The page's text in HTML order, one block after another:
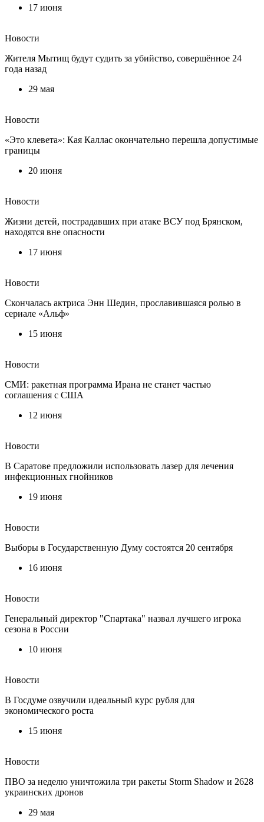
17 июня
Новости
Жителя Мытищ будут судить за убийство, совершённое 24
года назад
29 мая
Новости
«Это клевета»: Кая Каллас окончательно перешла допустимые
границы
20 июня
Новости
Жизни детей, пострадавших при атаке ВСУ под Брянском,
находятся вне опасности
17 июня
Новости
Скончалась актриса Энн Шедин, прославившаяся ролью в
сериале «Альф»
15 июня
Новости
СМИ: ракетная программа Ирана не станет частью
соглашения с США
12 июня
Новости
В Саратове предложили использовать лазер для лечения
инфекционных гнойников
19 июня
Новости
Выборы в Государственную Думу состоятся 20 сентября
16 июня
Новости
Генеральный директор "Спартака" назвал лучшего игрока
сезона в России
10 июня
Новости
В Госдуме озвучили идеальный курс рубля для
экономического роста
15 июня
Новости
ПВО за неделю уничтожила три ракеты Storm Shadow и 2628
украинских дронов
29 мая